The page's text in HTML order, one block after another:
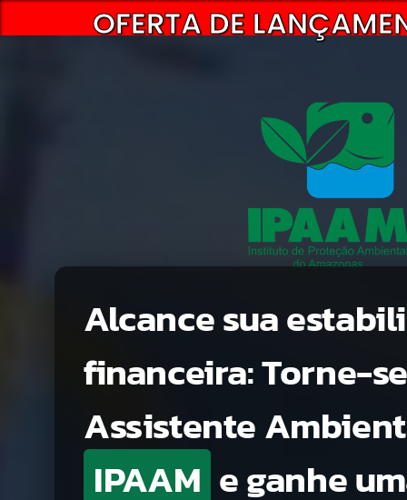
OFERTA DE
Alcance sua
financeira: Torne-
Assistente
IPAAM e ganhe